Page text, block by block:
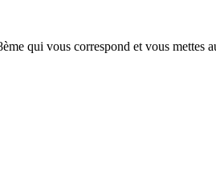
qui vous correspond et vous mettes